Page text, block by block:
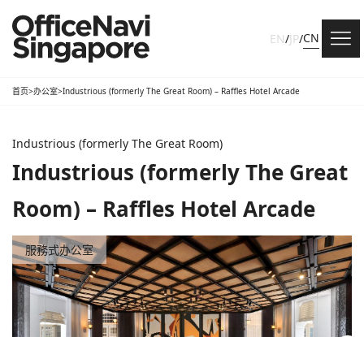
EN/JP/CN
首页>办公室>Industrious (formerly The Great Room) – Raffles Hotel Arcade
Industrious (formerly The Great Room)
Industrious (formerly The Great
Room) – Raffles Hotel Arcade
服務式办公室